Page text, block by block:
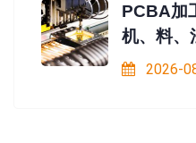
PCBA加
机、料、
2026-